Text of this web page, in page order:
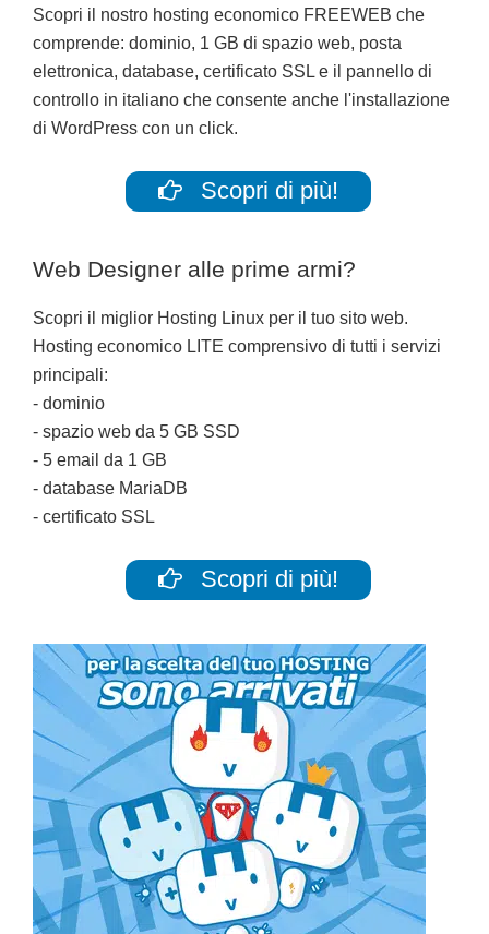
Scopri il nostro hosting economico FREEWEB che
comprende: dominio, 1 GB di spazio web, posta
elettronica, database, certificato SSL e il pannello di
controllo in italiano che consente anche l'installazione
di WordPress con un click.
Scopri di più!
Web Designer alle prime armi?
Scopri il miglior Hosting Linux per il tuo sito web.
Hosting economico LITE comprensivo di tutti i servizi
principali:
- dominio
- spazio web da 5 GB SSD
- 5 email da 1 GB
- database MariaDB
- certificato SSL
Scopri di più!